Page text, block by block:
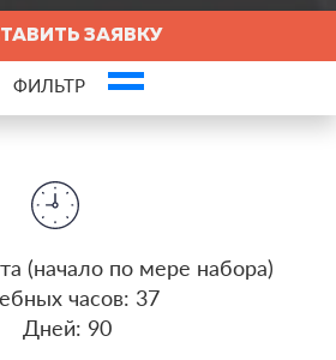
(начало по мере набора)
часов: 37
Дней: 90
ЗАЯВКУ
ФИЛЬТР
представителя и получите новых